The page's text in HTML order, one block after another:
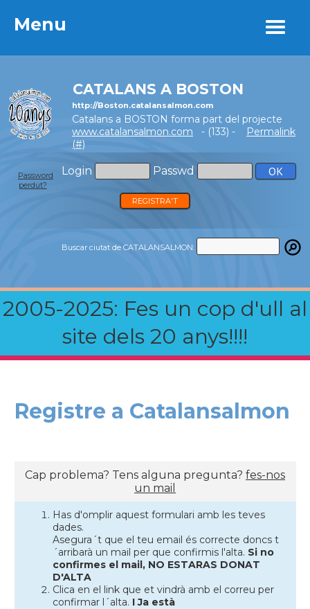
Menu
CATALANS A BOSTON
http://Boston.catalansalmon.com
Catalans a BOSTON forma part del projecte
www.catalansalmon.com - (133) -
Permalink
(#)
Login Passwd
Password
perdut?
REGISTRA'T
Buscar ciutat de CATALANSALMON:
2005-2025: Fes un cop d'ull al
site dels 20 anys!!!!
Menu
Registre a Catalansalmon
Cap problema? Tens alguna pregunta? fes-nos
un mail
Has d'omplir aquest formulari amb les teves
dades.
Asegura´t que el teu email és correcte doncs t
´arribarà un mail per que confirmis l'alta. Si no
confirmes el mail, NO ESTARAS DONAT
D'ALTA
Clica en el link que et vindrà amb el correu per
confirmar l´alta. I Ja està